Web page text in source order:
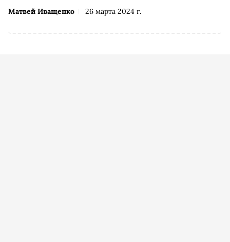
Матвей Иващенко 26 марта 2024 г.